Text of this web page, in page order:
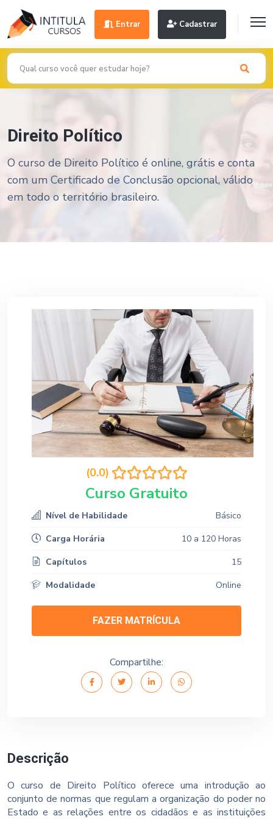
Entrar Cadastrar
Direito Político
O curso de Direito Político é online, grátis e conta
com um Certificado de Conclusão opcional, válido
em todo o território brasileiro.
Descrição
O curso de Direito Político oferece uma introdução ao
conjunto de normas que regulam a organização do poder no
Estado e as relações entre os cidadãos e as instituições
(0.0)
Curso Gratuito
Nível de Habilidade
Básico
Carga Horária
10 a 120 Horas
Capítulos
15
Modalidade
Online
FAZER MATRÍCULA
Compartilhe: